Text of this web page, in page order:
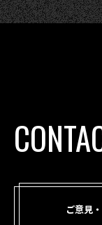
ご意見